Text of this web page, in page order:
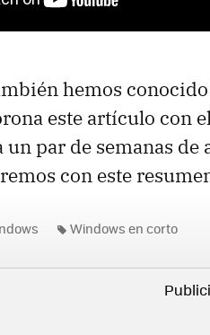
hemos
este artículo con
un par de semanas
con este
Windows en corto